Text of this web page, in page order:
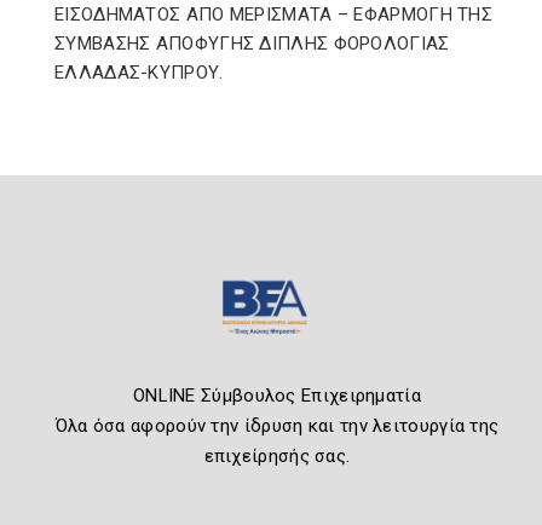
ΕΙΣΟΔΗΜΑΤΟΣ ΑΠΟ ΜΕΡΙΣΜΑΤΑ – ΕΦΑΡΜΟΓΗ ΤΗΣ
ΣΥΜΒΑΣΗΣ ΑΠΟΦΥΓΗΣ ΔΙΠΛΗΣ ΦΟΡΟΛΟΓΙΑΣ
ΕΛΛΑΔΑΣ-ΚΥΠΡΟΥ.
ONLINE Σύμβουλος Επιχειρηματία
Όλα όσα αφορούν την ίδρυση και την λειτουργία της
επιχείρησής σας.